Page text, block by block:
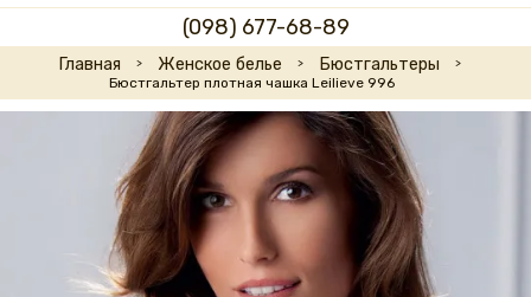
(098) 677-68-89
Главная Женское белье Бюстгальтеры
Бюстгальтер плотная чашка Leilieve 996